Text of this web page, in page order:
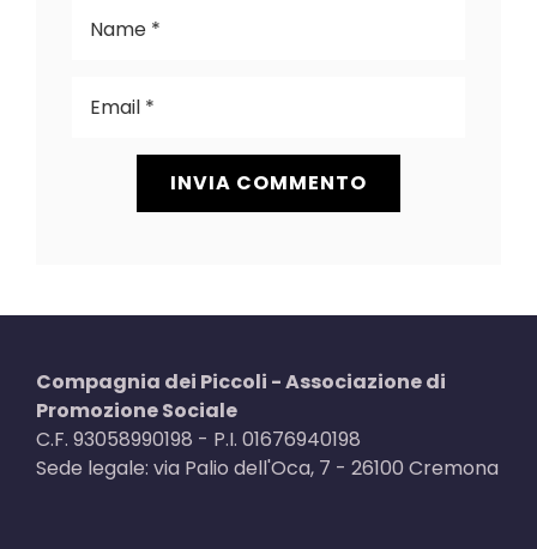
Compagnia dei Piccoli - Associazione di
Promozione Sociale
C.F. 93058990198 - P.I. 01676940198
Sede legale: via Palio dell'Oca, 7 - 26100 Cremona